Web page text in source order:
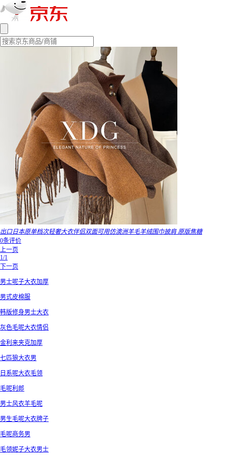
出口日本原单档次轻奢大衣伴侣双面可用仿澳洲羊毛羊绒围巾披肩 原版焦糖
0条评价
上一页
1/1
下一页
男士呢子大衣加厚
男式皮棉服
韩版修身男士大衣
灰色毛呢大衣情侣
金利来夹克加厚
七匹狼大衣男
日系呢大衣毛领
毛呢利郎
男士风衣羊毛呢
男生毛呢大衣牌子
毛呢商务男
毛领妮子大衣男士